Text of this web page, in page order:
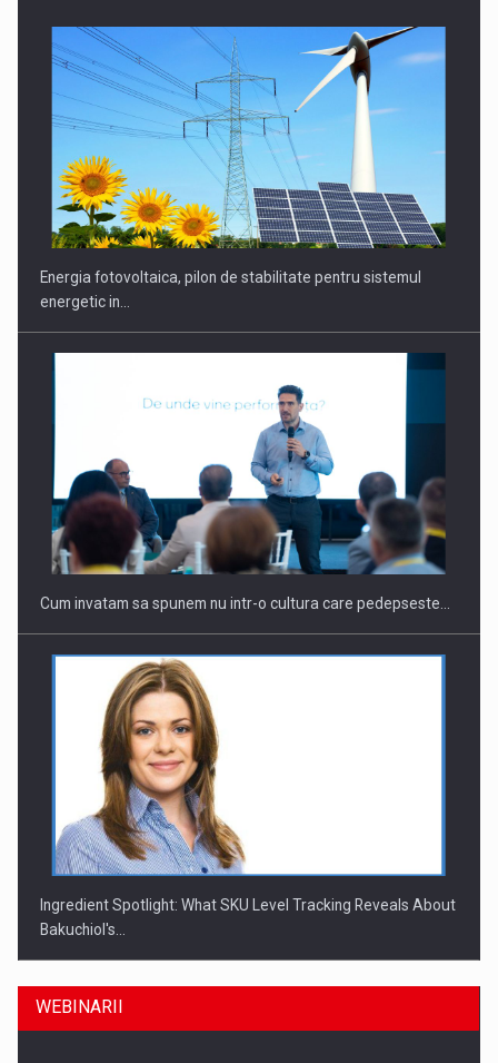
Energia fotovoltaica, pilon de stabilitate pentru sistemul
energetic in…
Cum invatam sa spunem nu intr-o cultura care pedepseste…
Ingredient Spotlight: What SKU Level Tracking Reveals About
Bakuchiol's…
WEBINARII